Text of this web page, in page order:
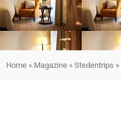
Home » Magazine » Stedentrips »